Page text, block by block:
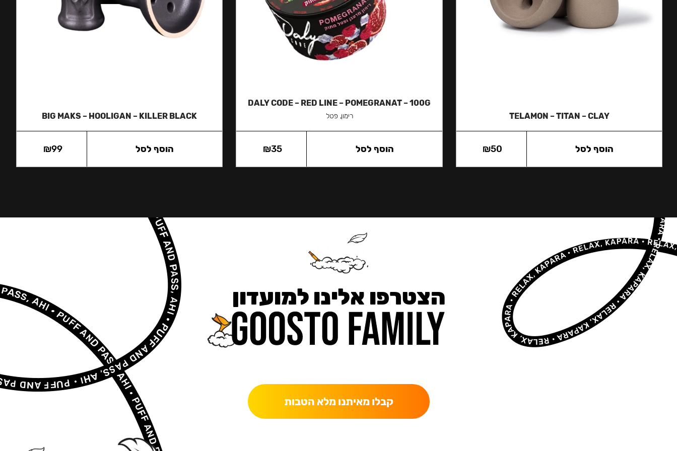
TELAMON – TITAN – CLAY
₪50 הוסף לסל
DALY CODE – RED LINE – POMEGRANAT – 100G
רימון, פטל
₪35 הוסף לסל
BIG MAKS – HOOLIGAN – KILLER BLACK
₪99 הוסף לסל
הצטרפו אלינו למועדון
קבלו מאיתנו מלא הטבות